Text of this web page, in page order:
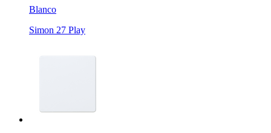
Blanco
Simon 27 Play